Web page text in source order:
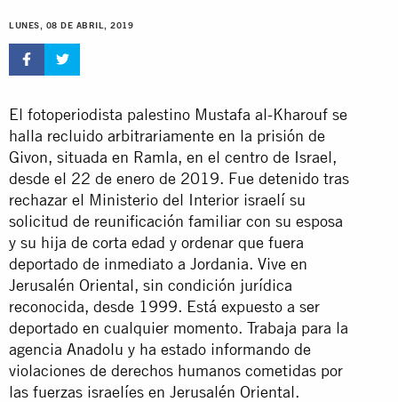
LUNES, 08 DE ABRIL, 2019
El fotoperiodista palestino Mustafa al-Kharouf se
halla recluido arbitrariamente en la prisión de
Givon, situada en Ramla, en el centro de Israel,
desde el 22 de enero de 2019. Fue detenido tras
rechazar el Ministerio del Interior israelí su
solicitud de reunificación familiar con su esposa
y su hija de corta edad y ordenar que fuera
deportado de inmediato a Jordania. Vive en
Jerusalén Oriental, sin condición jurídica
reconocida, desde 1999. Está expuesto a ser
deportado en cualquier momento. Trabaja para la
agencia Anadolu y ha estado informando de
violaciones de derechos humanos cometidas por
las fuerzas israelíes en Jerusalén Oriental.